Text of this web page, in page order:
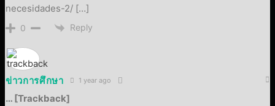
necesidades-2/ […]
0 Reply
ข่าวการศึกษา 1 year ago
… [Trackback]